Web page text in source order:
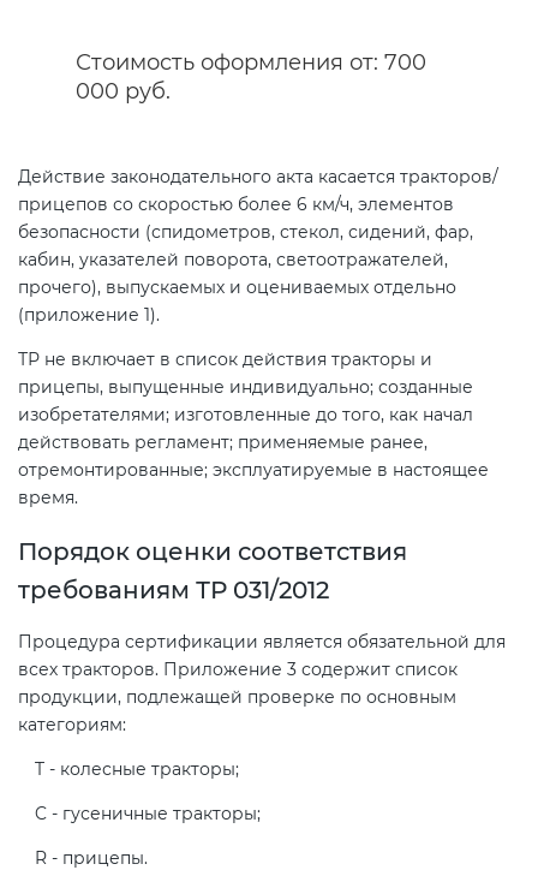
Стоимость оформления от: 700
000 руб.
Действие законодательного акта касается тракторов/
прицепов со скоростью более 6 км/ч, элементов
безопасности (спидометров, стекол, сидений, фар,
кабин, указателей поворота, светоотражателей,
прочего), выпускаемых и оцениваемых отдельно
(приложение 1).
ТР не включает в список действия тракторы и
прицепы, выпущенные индивидуально; созданные
изобретателями; изготовленные до того, как начал
действовать регламент; применяемые ранее,
отремонтированные; эксплуатируемые в настоящее
время.
Порядок оценки соответствия
требованиям ТР 031/2012
Процедура сертификации является обязательной для
всех тракторов. Приложение 3 содержит список
продукции, подлежащей проверке по основным
категориям:
T - колесные тракторы;
C - гусеничные тракторы;
R - прицепы.
Сертификация спортивных
товаров
Сертификация электротехники
Сертификация ресурсов
Остальное
БАДы